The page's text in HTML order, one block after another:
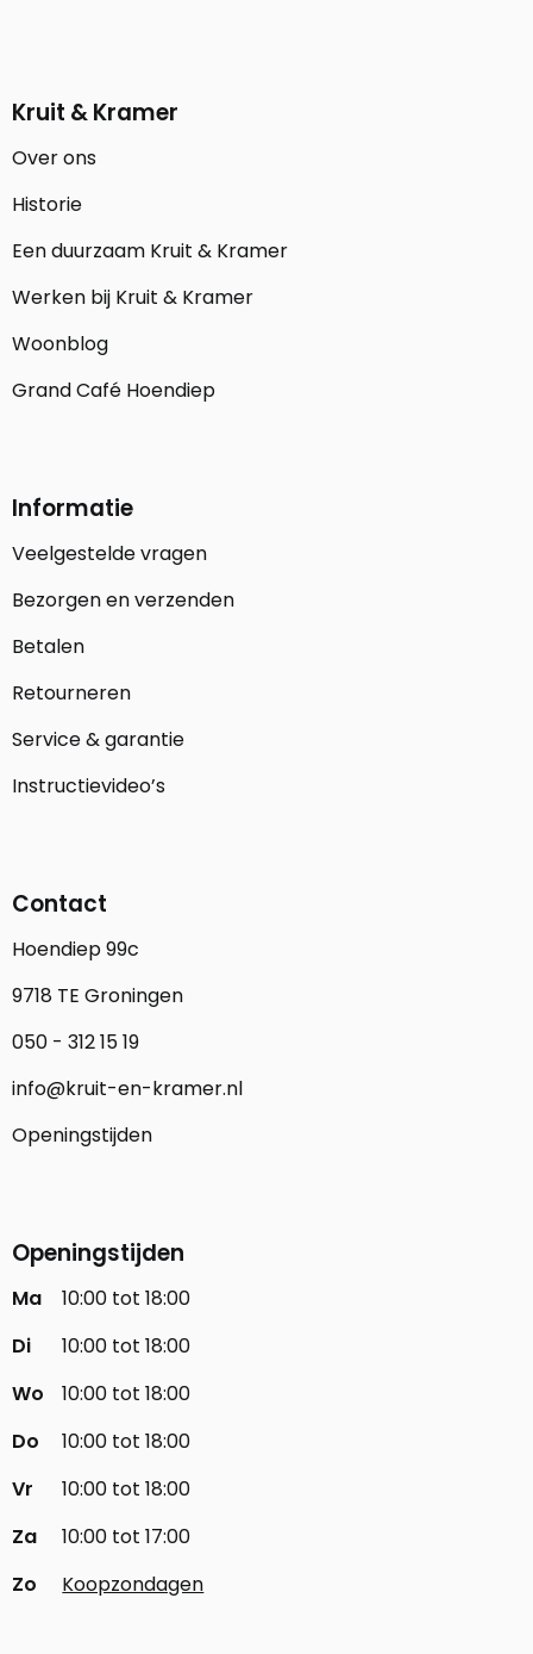
Kruit & Kramer
Over ons
Historie
Een duurzaam Kruit & Kramer
Werken bij Kruit & Kramer
Woonblog
Grand Café Hoendiep
Informatie
Veelgestelde vragen
Bezorgen en verzenden
Betalen
Retourneren
Service & garantie
Instructievideo’s
Contact
Hoendiep 99c
9718 TE Groningen
050 - 312 15 19
info@kruit-en-kramer.nl
Openingstijden
Openingstijden
Ma
10:00 tot 18:00
Di
10:00 tot 18:00
Wo
10:00 tot 18:00
Do
10:00 tot 18:00
Vr
10:00 tot 18:00
Za
10:00 tot 17:00
Zo
Koopzondagen